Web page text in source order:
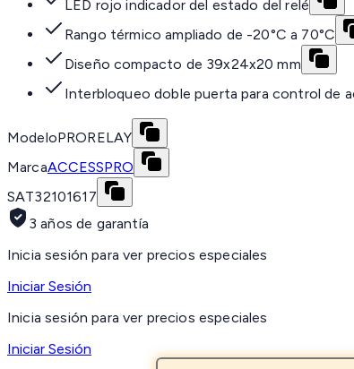
LED rojo indicador del estado del relé
Rango térmico ampliado de -20°C a 70°C
Diseño compacto de 39x24x20 mm
Interbloqueo doble puerta para control de
ModeloPRORELAY
MarcaACCESSPRO
SAT32101617
3 años de garantía
Inicia sesión para ver precios especiales
Iniciar Sesión
Inicia sesión para ver precios especiales
Iniciar Sesión